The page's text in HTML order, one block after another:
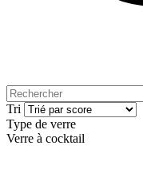
Tri
Type de verre
Verre à cocktail